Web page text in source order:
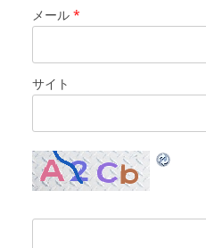
メール *
サイト